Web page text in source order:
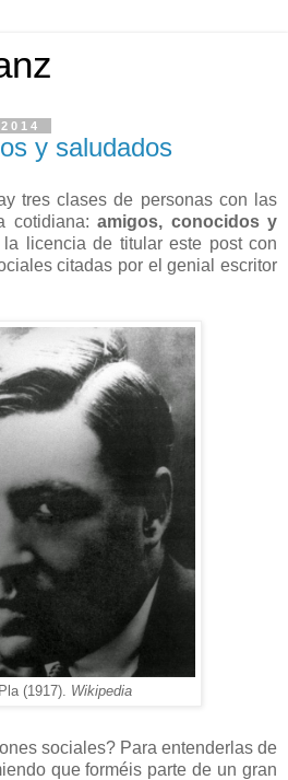
y saludados
tres clases de personas con las
cotidiana: amigos, conocidos y
la licencia de titular este post con
citadas por el genial escritor
(1917). Wikipedia
sociales? Para entenderlas de
que forméis parte de un gran